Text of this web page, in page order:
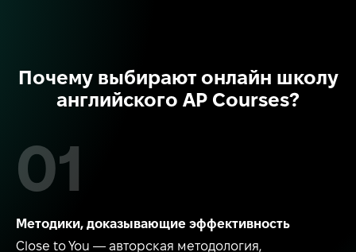
Почему выбирают онлайн школу
английского AP Courses?
Методики, доказывающие эффективность
Close to You — авторская методология,